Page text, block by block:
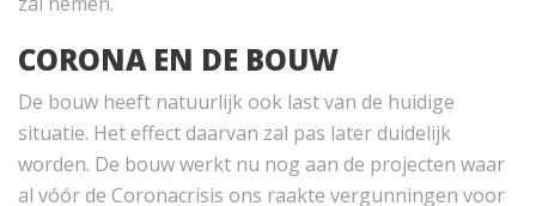
CORONA EN DE BOUW
De bouw heeft natuurlijk ook last van de huidige
situatie. Het effect daarvan zal pas later duidelijk
worden. De bouw werkt nu nog aan de projecten waar
al vóór de Coronacrisis ons raakte vergunningen voor